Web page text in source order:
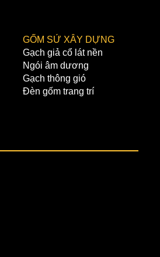
GỐM SỨ XÂY DỰNG
Gạch giả cổ lát nền
Ngói âm dương
Gạch thông gió
Đèn gốm trang trí